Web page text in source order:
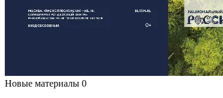
Новые материалы 0